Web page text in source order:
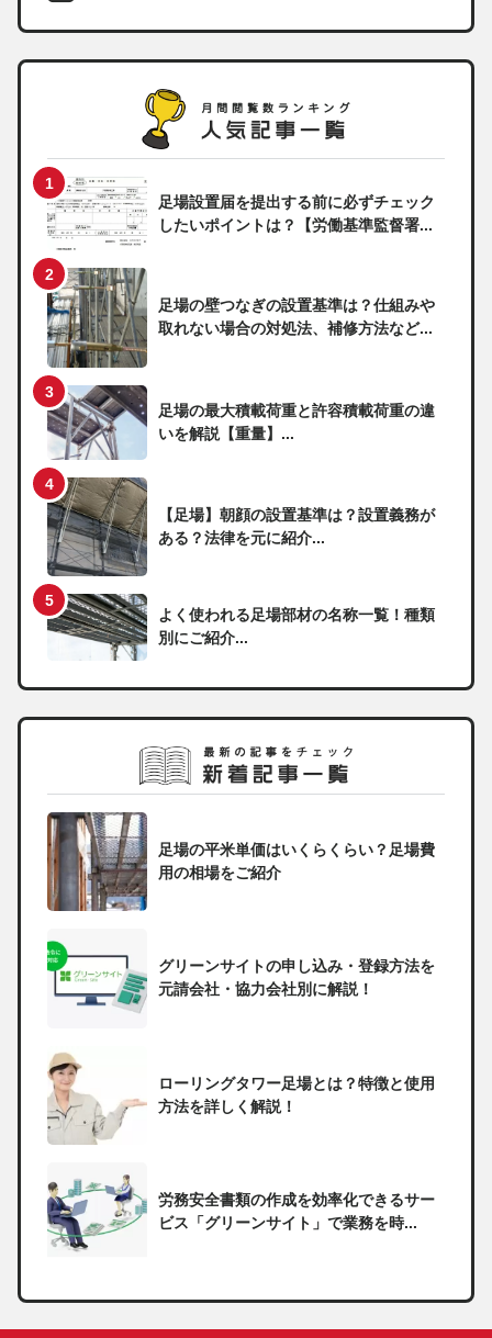
足場設置届を提出する前に必ずチェック
したいポイントは？【労働基準監督署...
足場の壁つなぎの設置基準は？仕組みや
取れない場合の対処法、補修方法など...
足場の最大積載荷重と許容積載荷重の違
いを解説【重量】...
【足場】朝顔の設置基準は？設置義務が
ある？法律を元に紹介...
よく使われる足場部材の名称一覧！種類
別にご紹介...
足場の平米単価はいくらくらい？足場費
用の相場をご紹介
グリーンサイトの申し込み・登録方法を
元請会社・協力会社別に解説！
ローリングタワー足場とは？特徴と使用
方法を詳しく解説！
労務安全書類の作成を効率化できるサー
ビス「グリーンサイト」で業務を時...